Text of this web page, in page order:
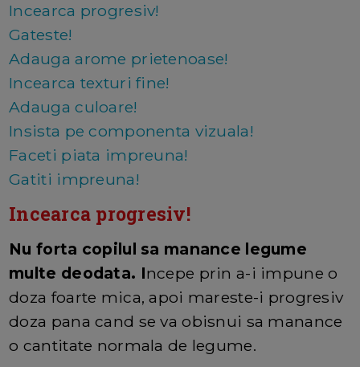
Incearca progresiv!
Gateste!
Adauga arome prietenoase!
Incearca texturi fine!
Adauga culoare!
Insista pe componenta vizuala!
Faceti piata impreuna!
Gatiti impreuna!
Incearca progresiv!
Nu forta copilul sa manance legume
multe deodata. Incepe prin a-i impune o
doza foarte mica, apoi mareste-i progresiv
doza pana cand se va obisnui sa manance
o cantitate normala de legume.